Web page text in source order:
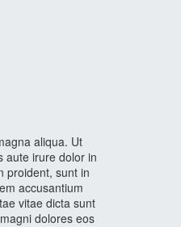
aliqua. Ut
aute irure dolor in
proident, sunt in
accusantium
vitae dicta sunt
dolores eos